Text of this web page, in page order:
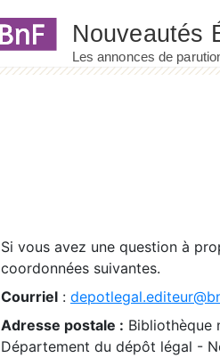
Si vous avez une question à
coordonnées suivantes.
Courriel :
Adresse postale : Bibliothèque
Département du dépôt légal -